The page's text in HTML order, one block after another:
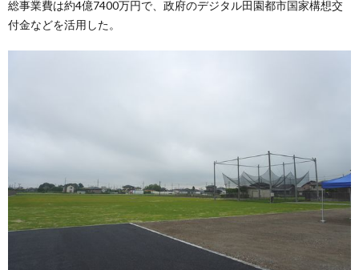
総事業費は約4億7400万円で、政府のデジタル田園都市国家構想交
付金などを活用した。